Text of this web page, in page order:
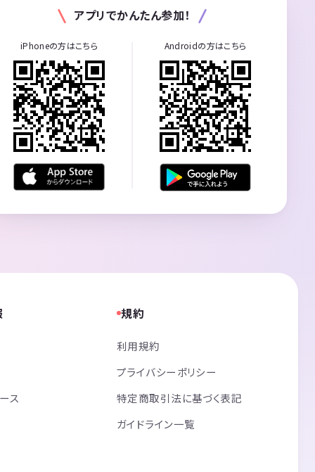
アプリでかんたん参加！
iPhoneの方はこちら Androidの方はこちら
ス
規約
利用規約
プライバシーポリシー
特定商取引法に基づく表記
ガイドライン一覧